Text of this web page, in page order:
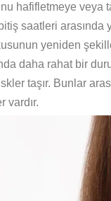
hafifletmeye veya
saatleri
yeniden
daha rahat bir
taşır. Bunlar
vardır.